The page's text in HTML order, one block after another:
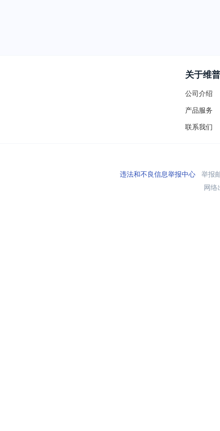
关于维普
公司介绍
产品服务
联系我们
违法和不良信息举报中心举报
网